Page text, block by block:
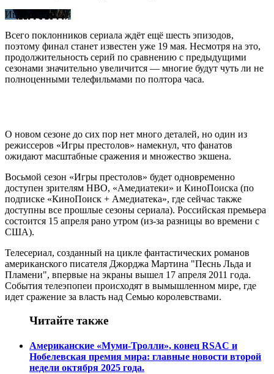
Игра престолов
Всего поклонников сериала ждёт ещё шесть эпизодов,
поэтому финал станет известен уже 19 мая. Несмотря на это,
продолжительность серий по сравнению с предыдущими
сезонами значительно увеличится — многие будут чуть ли не
полноценными телефильмами по полтора часа.
О новом сезоне до сих пор нет много деталей, но один из
режиссеров «Игры престолов» намекнул, что фанатов
ожидают масштабные сражения и множество экшена.
Восьмой сезон «Игры престолов» будет одновременно
доступен зрителям HBO, «Амедиатеки» и КиноПоиска (по
подписке «КиноПоиск + Амедиатека», где сейчас также
доступны все прошлые сезоны сериала). Российская премьера
состоится 15 апреля рано утром (из-за разницы во времени с
США).
Телесериал, созданный на цикле фантастических романов
американского писателя Джорджа Мартина "Песнь Льда и
Пламени", впервые на экраны вышел 17 апреля 2011 года.
События телеэпопеи происходят в вымышленном мире, где
идет сражение за власть над Семью королевствами.
Читайте также
Американские «Муми-Тролли», конец RSAC и
Нобелевская премия мира: главные новости второй
недели октября 2025 года.